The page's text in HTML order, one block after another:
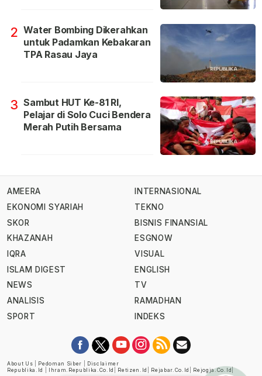
2 Water Bombing Dikerahkan
untuk Padamkan Kebakaran
TPA Rasau Jaya
3 Sambut HUT Ke-81 RI,
Pelajar di Solo Cuci Bendera
Merah Putih Bersama
AMEERA
EKONOMI SYARIAH
SKOR
KHAZANAH
IQRA
ISLAM DIGEST
NEWS
ANALISIS
SPORT
INTERNASIONAL
TEKNO
BISNIS FINANSIAL
ESGNOW
VISUAL
ENGLISH
TV
RAMADHAN
INDEKS
About Us Pedoman Siber
Disclaimer
Republika.id
Ihram.republika.co.id Retizen.id Rejabar.co.id Rejogja.co.id